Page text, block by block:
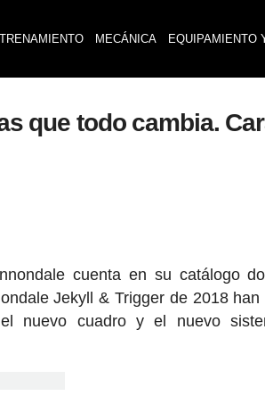
MECÁNICA EQUIPAMIENTO
que todo cambia.
cuenta en su catálogo
Jekyll & Trigger de 2018 han
nuevo cuadro y el nuevo